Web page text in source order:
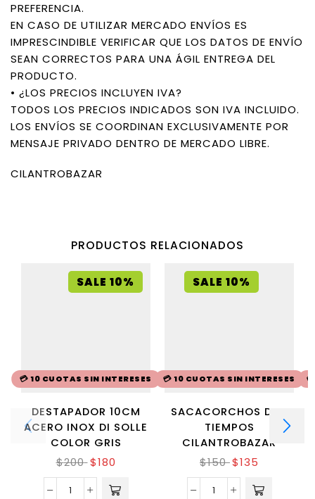
PREFERENCIA.
EN CASO DE UTILIZAR MERCADO ENVÍOS ES
IMPRESCINDIBLE VERIFICAR QUE LOS DATOS DE ENVÍO
SEAN CORRECTOS PARA UNA ÁGIL ENTREGA DEL
PRODUCTO.
• ¿LOS PRECIOS INCLUYEN IVA?
TODOS LOS PRECIOS INDICADOS SON IVA INCLUIDO.
LOS ENVÍOS SE COORDINAN EXCLUSIVAMENTE POR
MENSAJE PRIVADO DENTRO DE MERCADO LIBRE.
CILANTROBAZAR
PRODUCTOS RELACIONADOS
SALE 10%
💳 10 CUOTAS SIN INTERESES
DESTAPADOR 10CM
ACERO INOX DI SOLLE
COLOR GRIS
$200 $180
SALE 10%
💳 10 CUOTAS SIN INTERESES
SACACORCHOS DOS
TIEMPOS
CILANTROBAZAR
$150 $135